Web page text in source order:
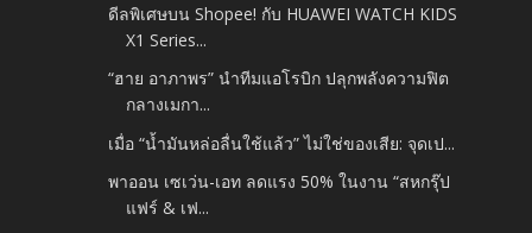
ดีลพิเศษบน Shopee! กับ HUAWEI WATCH KIDS
X1 Series...
“ฮาย อาภาพร” นำทีมแอโรบิก ปลุกพลังความฟิต
กลางเมกา...
เมื่อ “น้ำมันหล่อลื่นใช้แล้ว” ไม่ใช่ของเสีย: จุดเป...
พาออน เซเว่น-เอท ลดแรง 50% ในงาน “สหกรุ๊ป
แฟร์ & เฟ...